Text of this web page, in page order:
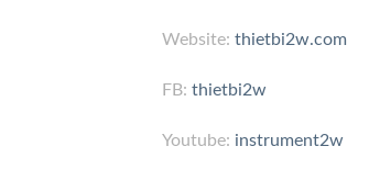
Website: thietbi2w.com
FB: thietbi2w
Youtube: instrument2w